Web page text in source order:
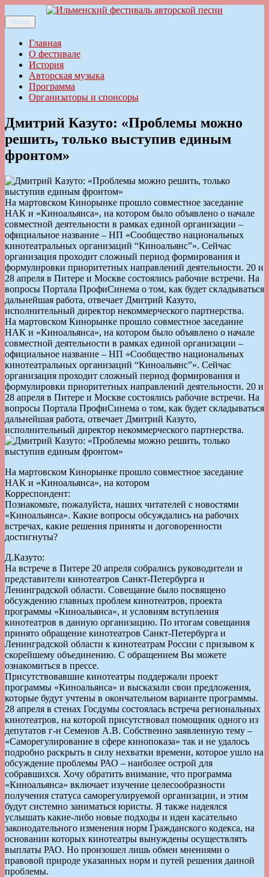
к
содержимому
Ильменский фестиваль авторской песни
Меню
Главная
О фестивале
История
Авторская музыка
Программа
Организаторы и спонсоры
Дмитрий Казуто: «Проблемы можно
решить, только выступив единым
фронтом»
На мартовском Кинорынке прошло совместное заседание
НАК и «Киноальянса», на котором было объявлено о начале
совместной деятельности в рамках единой организации –
официальное название – НП «Сообщество национальных
кинотеатральных организаций “Киноальянс”». Сейчас
организация проходит сложный период формирования и
формулировки приоритетных направлений деятельности. 20 и
28 апреля в Питере и Москве состоялись рабочие встречи. На
вопросы Портала ПрофиСинема о том, как будет складываться
дальнейшая работа, отвечает Дмитрий Казуто,
исполнительный директор некоммерческого партнерства.
На мартовском Кинорынке прошло совместное заседание
НАК и «Киноальянса», на котором было объявлено о начале
совместной деятельности в рамках единой организации –
официальное название – НП «Сообщество национальных
кинотеатральных организаций “Киноальянс”». Сейчас
организация проходит сложный период формирования и
формулировки приоритетных направлений деятельности. 20 и
28 апреля в Питере и Москве состоялись рабочие встречи. На
вопросы Портала ПрофиСинема о том, как будет складываться
дальнейшая работа, отвечает Дмитрий Казуто,
исполнительный директор некоммерческого партнерства.
На мартовском Кинорынке прошло совместное заседание
НАК и «Киноальянса», на котором
Корреспондент:
Познакомьте, пожалуйста, наших читателей с новостями
«Киноальянса». Какие вопросы обсуждались на рабочих
встречах, какие решения приняты и договоренности
достигнуты?
Д.Казуто:
На встрече в Питере 20 апреля собрались руководители и
представители кинотеатров Санкт-Петербурга и
Ленинградской области. Совещание было посвящено
обсуждению главных проблем кинотеатров, проекта
программы «Киноальянса», и условиям вступления
кинотеатров в данную организацию. По итогам совещания
принято обращение кинотеатров Санкт-Петербурга и
Ленинградской области к кинотеатрам России с призывом к
скорейшему объединению. С обращением Вы можете
ознакомиться в прессе.
Присутствовавшие кинотеатры поддержали проект
программы «Киноальянса» и высказали свои предложения,
которые будут учтены в окончательном варианте программы.
28 апреля в стенах Госдумы состоялась встреча региональных
кинотеатров, на которой присутствовал помощник одного из
депутатов г-н Семенов А.В. Собственно заявленную тему –
«Саморегулирование в сфере кинопоказа» так и не удалось
подробно раскрыть в силу нехватки времени, которое ушло на
обсуждение проблемы РАО – наиболее острой для
собравшихся. Хочу обратить внимание, что программа
«Киноальянса» включает изучение целесообразности
получения статуса саморегулируемой организации, и этим
будут системно заниматься юристы. Я также надеялся
услышать какие-либо новые подходы и идеи касательно
законодательного изменения норм Гражданского кодекса, на
основании которых кинотеатры вынуждены осуществлять
выплаты РАО. Но произошел лишь обмен мнениями о
правовой природе указанных норм и путей решения данной
проблемы.